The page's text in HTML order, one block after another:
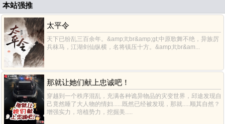
本站强推
太平令
天下已纷乱三百余年。&amp;lt;br&amp;gt;中原歌舞不绝，异族厉
兵秣马，江湖剑仙纵横，名将镇压十方。&amp;lt;br&am...
那就让她们献上忠诚吧！
穿越到一个秩序混乱，充满各种诡异物品的灾变世界，邱途发现自
己竟然睡了大人物的情妇......既然已经被发现，那就.....顺其自然？
增强实力，培植势力，挖掘美.....